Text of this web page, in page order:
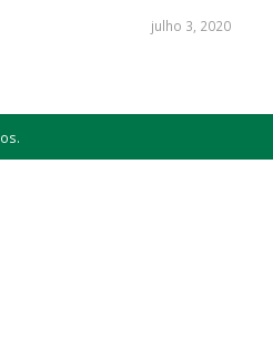
julho 3, 2020